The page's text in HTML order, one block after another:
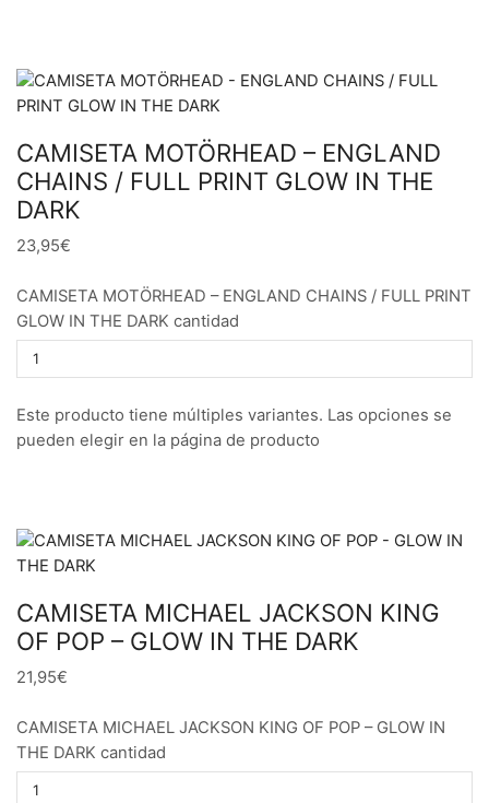
CAMISETA MOTÖRHEAD – ENGLAND
CHAINS / FULL PRINT GLOW IN THE
DARK
23,95€
CAMISETA MOTÖRHEAD – ENGLAND CHAINS / FULL PRINT
GLOW IN THE DARK cantidad
Este producto tiene múltiples variantes. Las opciones se
pueden elegir en la página de producto
CAMISETA MICHAEL JACKSON KING
OF POP – GLOW IN THE DARK
21,95€
CAMISETA MICHAEL JACKSON KING OF POP – GLOW IN
THE DARK cantidad